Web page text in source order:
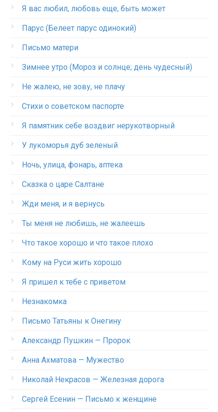
Я вас любил, любовь еще, быть может
Парус (Белеет парус одинокий)
Письмо матери
Зимнее утро (Мороз и солнце; день чудесный)
Не жалею, не зову, не плачу
Стихи о советском паспорте
Я памятник себе воздвиг нерукотворный
У лукоморья дуб зеленый
Ночь, улица, фонарь, аптека
Сказка о царе Салтане
Жди меня, и я вернусь
Ты меня не любишь, не жалеешь
Что такое хорошо и что такое плохо
Кому на Руси жить хорошо
Я пришел к тебе с приветом
Незнакомка
Письмо Татьяны к Онегину
Александр Пушкин — Пророк
Анна Ахматова — Мужество
Николай Некрасов — Железная дорога
Сергей Есенин — Письмо к женщине